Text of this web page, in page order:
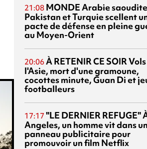
21:08 MONDEArabie
Pakistan et Turquie scellent
pacte de défense en pleine
au Moyen-Orient
20:06À RETENIR CE SOIR
l'Asie, mort d'une gramoune,
cocottes minute, Guan Di et
footballeurs
17:17 "LE DERNIER REFUGE"
Angeles, un homme vit dans un
panneau publicitaire pour
promouvoir un film Netflix